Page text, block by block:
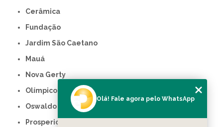
Cerâmica
Fundação
Jardim São Caetano
Mauá
Nova Gerty
Olímpico
Oswaldo Cruz
Prosperidade
Olá! Fale agora pelo WhatsApp